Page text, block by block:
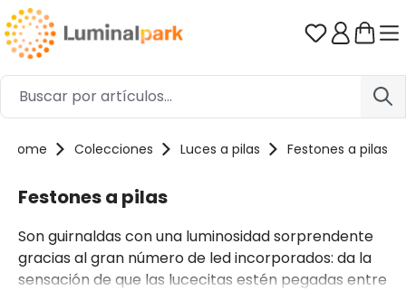
Saltar al contenido principal Tienes 0
Home Colecciones Luces a pilas Festones a pilas
Festones a pilas
Son guirnaldas con una luminosidad sorprendente
gracias al gran número de led incorporados: da la
sensación de que las lucecitas estén pegadas entre